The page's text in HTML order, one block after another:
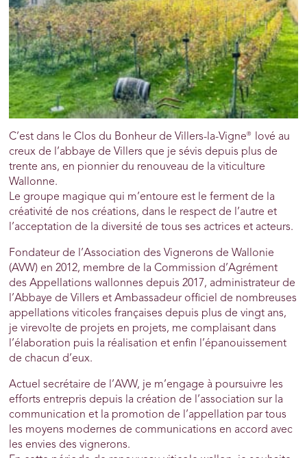
C’est dans le Clos du Bonheur de Villers-la-Vigne®
lové au
creux de l’abbaye de Villers que je sévis depuis plus de
trente ans, en pionnier du renouveau de la viticulture
Wallonne.
Le groupe magique qui m’entoure est le ferment de la
créativité de nos créations, dans le respect de l’autre et
l’acceptation de la diversité de tous ses actrices et acteurs.
Fondateur de l’Association des Vignerons de Wallonie
(AVW) en 2012, membre de la Commission d’Agrément
des Appellations wallonnes depuis 2017, administrateur de
l’Abbaye de Villers et Ambassadeur officiel de nombreuses
appellations viticoles françaises depuis plus de vingt ans,
je virevolte de projets en projets, me complaisant dans
l’élaboration puis la réalisation et enfin l’épanouissement
de chacun d’eux.
Actuel secrétaire de l’AVW, je m’engage à poursuivre les
efforts entrepris depuis la création de l’association sur la
communication et la promotion de l’appellation par tous
les moyens modernes de communications en accord avec
les envies des vignerons.